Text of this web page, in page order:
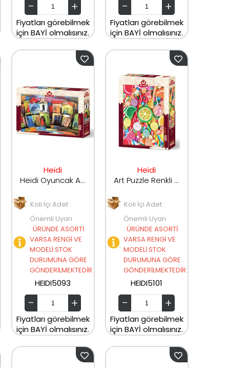
Fiyatları görebilmek
için BAYİ olmalısınız.
Fiyatları görebilmek
için BAYİ olmalısınız.
Heidi
Heidi Oyuncak Art Puzzle Masal Evi 500 Parça Puzzle 5093
Koli İçi Adet :
Önemli Uyarı
: ÜRÜNDE ASORTİ
VARSA RENGİ VE
MODELİ STOK
DURUMUNA GÖRE
GÖNDERİLMEKTEDİR.
HEIDI5093
Fiyatları görebilmek
için BAYİ olmalısınız.
Heidi
Art Puzzle Renkli Şekerler 500 Parça Puzzle 5101
Koli İçi Adet :
Önemli Uyarı
: ÜRÜNDE ASORTİ
VARSA RENGİ VE
MODELİ STOK
DURUMUNA GÖRE
GÖNDERİLMEKTEDİR.
HEIDI5101
Fiyatları görebilmek
için BAYİ olmalısınız.